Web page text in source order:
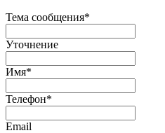
Тема сообщения*
Уточнение
Имя*
Телефон*
Email